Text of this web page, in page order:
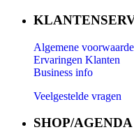
Algemene
Ervaringen Klanten
Business info
Veelgestelde vragen
SHOP/AGENDA